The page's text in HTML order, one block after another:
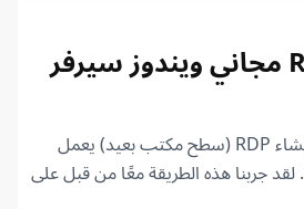
طريقة عمل RDP مجاني ويندوز سيرفر
مرحباً بكم. اليوم سنقوم بإنشاء RDP (سطح مكتب بعيد) يعمل
بنظام ويندوز سيرفر 2025. لقد جربنا هذه الطريقة معًا من قبل على